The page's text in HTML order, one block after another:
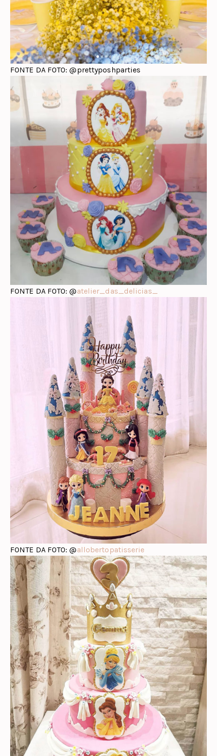
FONTE DA FOTO: @prettyposhparties
FONTE DA FOTO: @atelier_das_delicias_
FONTE DA FOTO: @allobertopatisserie